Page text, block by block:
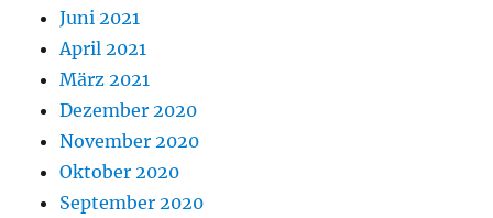
Juni 2021
April 2021
März 2021
Dezember 2020
November 2020
Oktober 2020
September 2020